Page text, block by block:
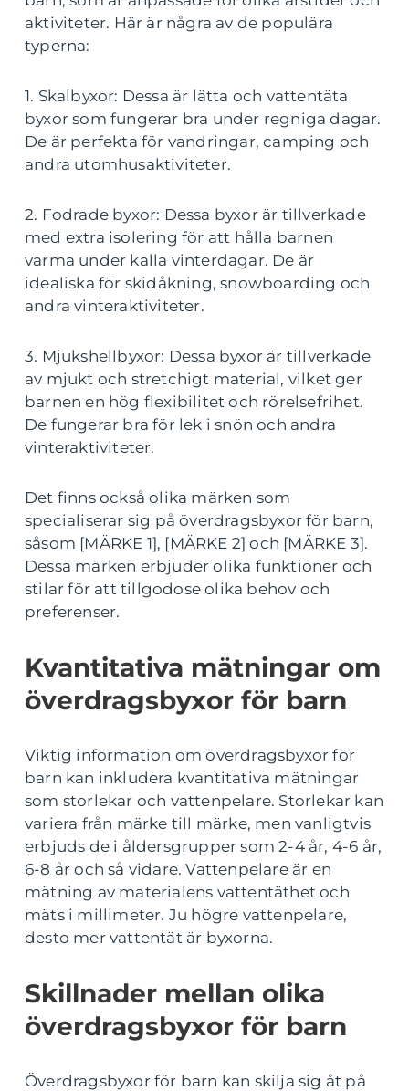
aktiviteter. Här är några av de populära
typerna:
1. Skalbyxor: Dessa är lätta och vattentäta
byxor som fungerar bra under regniga dagar.
De är perfekta för vandringar, camping och
andra utomhusaktiviteter.
2. Fodrade byxor: Dessa byxor är tillverkade
med extra isolering för att hålla barnen
varma under kalla vinterdagar. De är
idealiska för skidåkning, snowboarding och
andra vinteraktiviteter.
3. Mjukshellbyxor: Dessa byxor är tillverkade
av mjukt och stretchigt material, vilket ger
barnen en hög flexibilitet och rörelsefrihet.
De fungerar bra för lek i snön och andra
vinteraktiviteter.
Det finns också olika märken som
specialiserar sig på överdragsbyxor för barn,
såsom [MÄRKE 1], [MÄRKE 2] och [MÄRKE 3].
Dessa märken erbjuder olika funktioner och
stilar för att tillgodose olika behov och
preferenser.
Kvantitativa mätningar om
överdragsbyxor för barn
Viktig information om överdragsbyxor för
barn kan inkludera kvantitativa mätningar
som storlekar och vattenpelare. Storlekar kan
variera från märke till märke, men vanligtvis
erbjuds de i åldersgrupper som 2-4 år, 4-6 år,
6-8 år och så vidare. Vattenpelare är en
mätning av materialens vattentäthet och
mäts i millimeter. Ju högre vattenpelare,
desto mer vattentät är byxorna.
Skillnader mellan olika
överdragsbyxor för barn
Överdragsbyxor för barn kan skilja sig åt på